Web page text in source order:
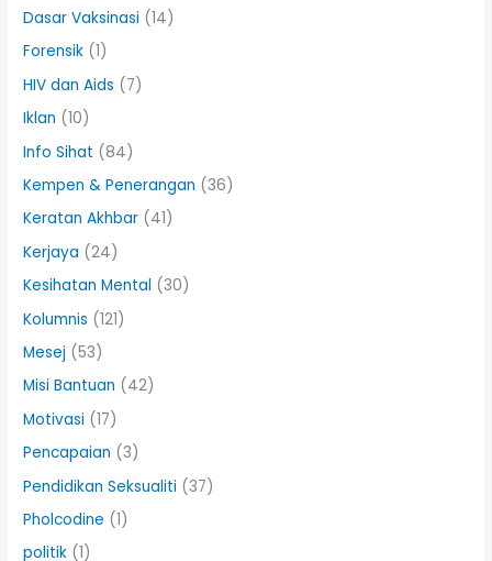
Dasar Vaksinasi (14)
Forensik (1)
HIV dan Aids (7)
Iklan (10)
Info Sihat (84)
Kempen & Penerangan (36)
Keratan Akhbar (41)
Kerjaya (24)
Kesihatan Mental (30)
Kolumnis (121)
Mesej (53)
Misi Bantuan (42)
Motivasi (17)
Pencapaian (3)
Pendidikan Seksualiti (37)
Pholcodine (1)
politik (1)